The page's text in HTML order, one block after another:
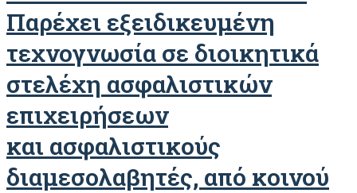
Παρέχει εξειδικευμένη
τεχνογνωσία σε διοικητικά
στελέχη ασφαλιστικών
επιχειρήσεων
και ασφαλιστικούς
διαμεσολαβητές, από κοινού